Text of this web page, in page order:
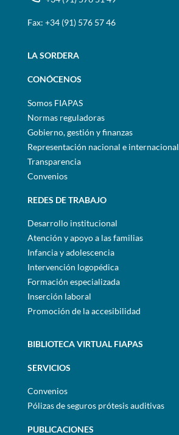
Fax: +34 (91) 576 57 46
LA SORDERA
CONÓCENOS
Somos FIAPAS
Normas reguladoras
Gobierno, gestión y finanzas
Representación nacional e internacional
Transparencia
Convenios
REDES DE TRABAJO
Desarrollo institucional
Atención y apoyo a las familias
Infancia y adolescencia
Intervención logopédica
Formación especializada
Inserción laboral
Promoción de la accesibilidad
BIBLIOTECA VIRTUAL FIAPAS
SERVICIOS
Convenios
Pólizas de seguros prótesis auditivas
PUBLICACIONES